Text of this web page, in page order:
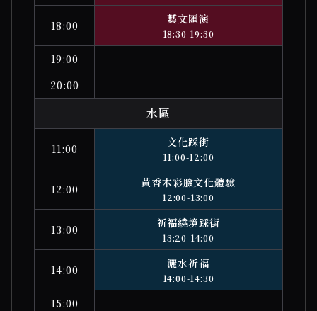
18:00 藝文匯演
18:30-19:30
19:00
20:00
水區
11:00 文化踩街
11:00-12:00
12:00 黃香木彩臉文化體驗
12:00-13:00
13:00 祈福繞境踩街
13:20-14:00
14:00 灑水祈福
14:00-14:30
15:00